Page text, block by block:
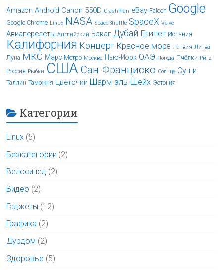
Amazon Android Canon 550D CrashPlan eBay Falcon Google
Google Chrome Linux NASA Space Shuttle SpaceX Valve
Авиаперелёты Английский Бэкап Дубай Египет Испания
Калифорния Концерт Красное море Латвия Литва
Луна МКС Марс Метро Москва Нью-Йорк ОАЭ Погода Пчёлки Рига
Россия Рыбки США Сан-Франциско Солнце Суши
Таллин Таможня Цветочки Шарм-эль-Шейх Эстония
Категории
Linux (5)
Безкатегории (2)
Велосипед (2)
Видео (2)
Гаджеты (12)
Графика (2)
Дурдом (2)
Здоровье (5)